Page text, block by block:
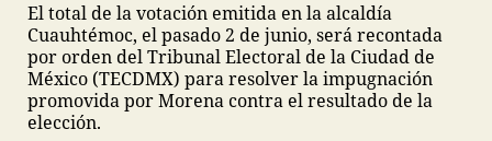
El total de la votación emitida en la alcaldía
Cuauhtémoc, el pasado 2 de junio, será recontada
por orden del Tribunal Electoral de la Ciudad de
México (TECDMX) para resolver la impugnación
promovida por Morena contra el resultado de la
elección.